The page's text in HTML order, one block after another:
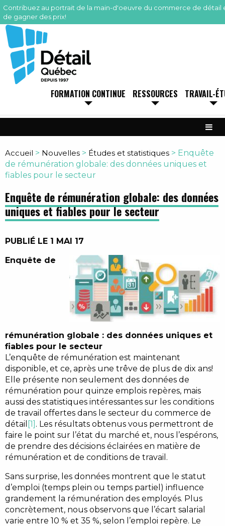
Contribuez au portrait de la main-d'oeuvre du commerce de détail
de gagner des prix!
FORMATION CONTINUE RESSOURCES TRAVAIL-
Accueil > Nouvelles > Études et statistiques > Enquête
de rémunération globale: des données uniques et
fiables pour le secteur
Enquête de rémunération globale: des données
uniques et fiables pour le secteur
PUBLIÉ LE 1 MAI 17
Enquête de
rémunération globale : des données uniques et
fiables pour le secteur
L’enquête de rémunération est maintenant
disponible, et ce, après une trêve de plus de dix ans!
Elle présente non seulement des données de
rémunération pour quinze emplois repères, mais
aussi des statistiques intéressantes sur les conditions
de travail offertes dans le secteur du commerce de
détail [1] . Les résultats obtenus vous permettront de
faire le point sur l’état du marché et, nous l’espérons,
de prendre des décisions éclairées en matière de
rémunération et de conditions de travail.
Sans surprise, les données montrent que le statut
d’emploi (temps plein ou temps partiel) influence
grandement la rémunération des employés. Plus
concrètement, nous observons que l’écart salarial
varie entre 10 % et 35 %, selon l’emploi repère. Le